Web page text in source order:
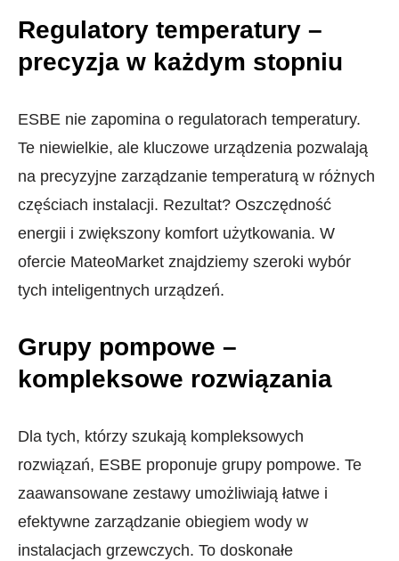
Regulatory temperatury –
precyzja w każdym stopniu
ESBE nie zapomina o regulatorach temperatury.
Te niewielkie, ale kluczowe urządzenia pozwalają
na precyzyjne zarządzanie temperaturą w różnych
częściach instalacji. Rezultat? Oszczędność
energii i zwiększony komfort użytkowania. W
ofercie MateoMarket znajdziemy szeroki wybór
tych inteligentnych urządzeń.
Grupy pompowe –
kompleksowe rozwiązania
Dla tych, którzy szukają kompleksowych
rozwiązań, ESBE proponuje grupy pompowe. Te
zaawansowane zestawy umożliwiają łatwe i
efektywne zarządzanie obiegiem wody w
instalacjach grzewczych. To doskonałe